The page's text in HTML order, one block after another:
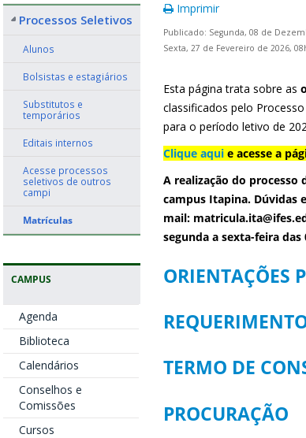
Processos Seletivos
Alunos
Bolsistas e estagiários
Substitutos e
temporários
Editais internos
Acesse processos
seletivos de outros
campi
Matrículas
CAMPUS
Agenda
Biblioteca
Calendários
Conselhos e
Comissões
Cursos
Imprimir
Publicado: Segunda, 08 de
Sexta, 27 de Fevereiro de 2026,
Esta página trata sobre as
classificados pelo
para o período letivo de
Clique aqui e acesse a
A realização do processo
campus Itapina. Dúvidas
mail:
segunda a sexta-feira das
ORIENTAÇÕES
TERMO DE
PROCURAÇÃO